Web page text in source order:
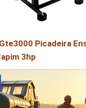
Picadeira
3hp